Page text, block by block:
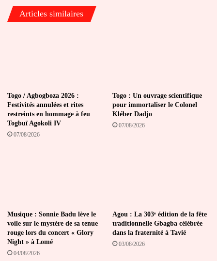
Articles similaires
Togo / Agbogboza 2026 :
Festivités annulées et rites
restreints en hommage à feu
Togbuï Agokoli IV
07/08/2026
Togo : Un ouvrage scientifique
pour immortaliser le Colonel
Kléber Dadjo
07/08/2026
Musique : Sonnie Badu lève le
voile sur le mystère de sa tenue
rouge lors du concert « Glory
Night » à Lomé
04/08/2026
Agou : La 303ᵉ édition de la fête
traditionnelle Gbagba célébrée
dans la fraternité à Tavié
03/08/2026